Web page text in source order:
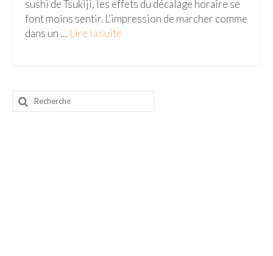
Beijing
Corée du Sud
sushi de Tsukiji, les effets du décalage horaire se
font moins sentir. L’impression de marcher comme
dans un … Lire la suite­­
Rechercher
: